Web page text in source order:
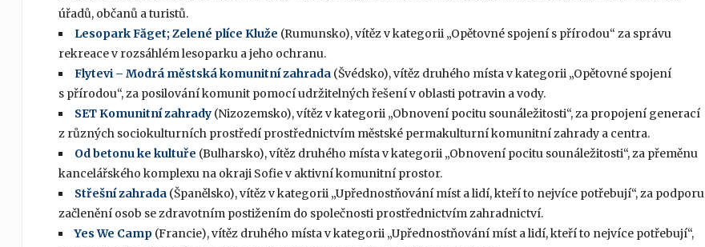
úřadů, občanů a turistů.
Lesopark Făget; Zelené plíce Kluže (Rumunsko), vítěz v kategorii „Opětovné spojení s přírodou“ za správu
rekreace v rozsáhlém lesoparku a jeho ochranu.
Flytevi – Modrá městská komunitní zahrada(Švédsko), vítěz druhého místa v kategorii „Opětovné spojení
s přírodou“, za posilování komunit pomocí udržitelných řešení v oblasti potravin a vody.
SET Komunitní zahrady(Nizozemsko), vítěz v kategorii „Obnovení pocitu sounáležitosti“, za propojení generací
z různých sociokulturních prostředí prostřednictvím městské permakulturní komunitní zahrady a centra.
Od betonu ke kultuře (Bulharsko), vítěz druhého místa v kategorii „Obnovení pocitu sounáležitosti“, za přeměnu
kancelářského komplexu na okraji Sofie v aktivní komunitní prostor.
Střešní zahrada(Španělsko), vítěz v kategorii „Upřednostňování míst a lidí, kteří to nejvíce potřebují“, za podporu
začlenění osob se zdravotním postižením do společnosti prostřednictvím zahradnictví.
Yes We Camp(Francie), vítěz druhého místa v kategorii „Upřednostňování míst a lidí, kteří to nejvíce potřebují“,